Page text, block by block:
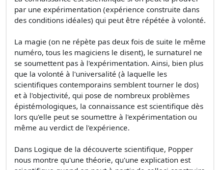
par une expérimentation (expérience construite dans
des conditions idéales) qui peut être répétée à volonté.
La magie (on ne répète pas deux fois de suite le même
numéro, tous les magiciens le disent), le surnaturel ne
se soumettent pas à l'expérimentation. Ainsi, bien plus
que la volonté à l'universalité (à laquelle les
scientifiques contemporains semblent tourner le dos)
et à l'objectivité, qui pose de nombreux problèmes
épistémologiques, la connaissance est scientifique dès
lors qu'elle peut se soumettre à l'expérimentation ou
même au verdict de l'expérience.
Dans Logique de la découverte scientifique, Popper
nous montre qu'une théorie, qu'une explication est